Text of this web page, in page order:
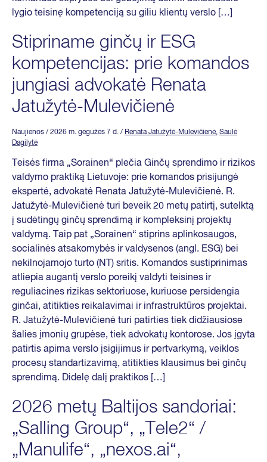
lygio teisinę kompetenciją su giliu klientų verslo […]
Stipriname ginčų ir ESG
kompetencijas: prie komandos
jungiasi advokatė Renata
Jatužytė-Mulevičienė
Naujienos / 2026 m. gegužės 7 d. / Renata Jatužytė-Mulevičienė, Saulė
Dagilytė
Teisės firma „Sorainen“ plečia Ginčų sprendimo ir rizikos
valdymo praktiką Lietuvoje: prie komandos prisijungė
ekspertė, advokatė Renata Jatužytė-Mulevičienė. R.
Jatužytė-Mulevičienė turi beveik 20 metų patirtį, sutelktą
į sudėtingų ginčų sprendimą ir kompleksinį projektų
valdymą. Taip pat „Sorainen“ stiprins aplinkosaugos,
socialinės atsakomybės ir valdysenos (angl. ESG) bei
nekilnojamojo turto (NT) sritis. Komandos sustiprinimas
atliepia augantį verslo poreikį valdyti teisines ir
reguliacines rizikas sektoriuose, kuriuose persidengia
ginčai, atitikties reikalavimai ir infrastruktūros projektai.
R. Jatužytė-Mulevičienė turi patirties tiek didžiausiose
šalies įmonių grupėse, tiek advokatų kontorose. Jos įgyta
patirtis apima verslo įsigijimus ir pertvarkymą, veiklos
procesų standartizavimą, atitikties klausimus bei ginčų
sprendimą. Didelę dalį praktikos […]
2026 metų Baltijos sandoriai:
„Salling Group“, „Tele2“ /
„Manulife“, „nexos.ai“,